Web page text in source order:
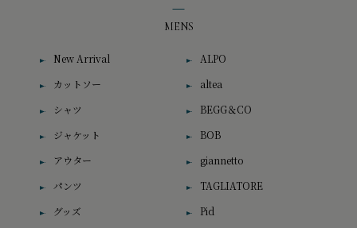
MENS
New Arrival
カットソー
シャツ
ジャケット
アウター
パンツ
グッズ
ALPO
altea
BEGG＆CO
BOB
giannetto
TAGLIATORE
Pid